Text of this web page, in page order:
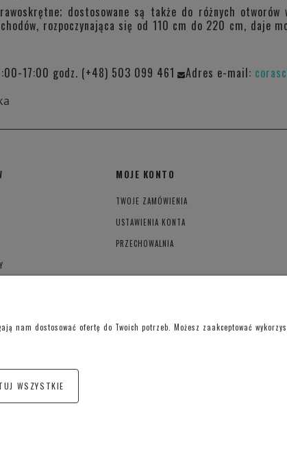
dostosowane są także do różnych
rozpoczynająca się od 110 cm do 220 cm, daje
17:00 godz. (+48) 503 099 461 Adres e-mail:
MOJE KONTO
TWOJE ZAMÓWIENIA
USTAWIENIA KONTA
PRZECHOWALNIA
Poniedziałek-Piątek: 09:00 - 19:00,
Sobota: 09:00-15:00
– Schody | Poręcze i Balustrady Kościan
nam dostosować ofertę do Twoich potrzeb. Możesz zaakceptować
WSZYSTKIE